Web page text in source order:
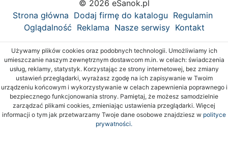
© 2026 eSanok.pl
Strona główna Dodaj firmę do katalogu Regulamin
Oglądalność Reklama Nasze serwisy Kontakt
Używamy plików cookies oraz podobnych technologii. Umożliwiamy ich
umieszczanie naszym zewnętrznym dostawcom m.in. w celach: świadczenia
usług, reklamy, statystyk. Korzystając ze strony internetowej, bez zmiany
ustawień przeglądarki, wyrażasz zgodę na ich zapisywanie w Twoim
urządzeniu końcowym i wykorzystywanie w celach zapewnienia poprawnego i
bezpiecznego funkcjonowania strony. Pamiętaj, że możesz samodzielnie
zarządzać plikami cookies, zmieniając ustawienia przeglądarki. Więcej
informacji o tym jak przetwarzamy Twoje dane osobowe znajdziesz w polityce
prywatności.